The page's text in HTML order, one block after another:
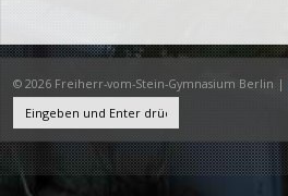
© 2026 Freiherr-vom-Stein-Gymnasium Berlin |